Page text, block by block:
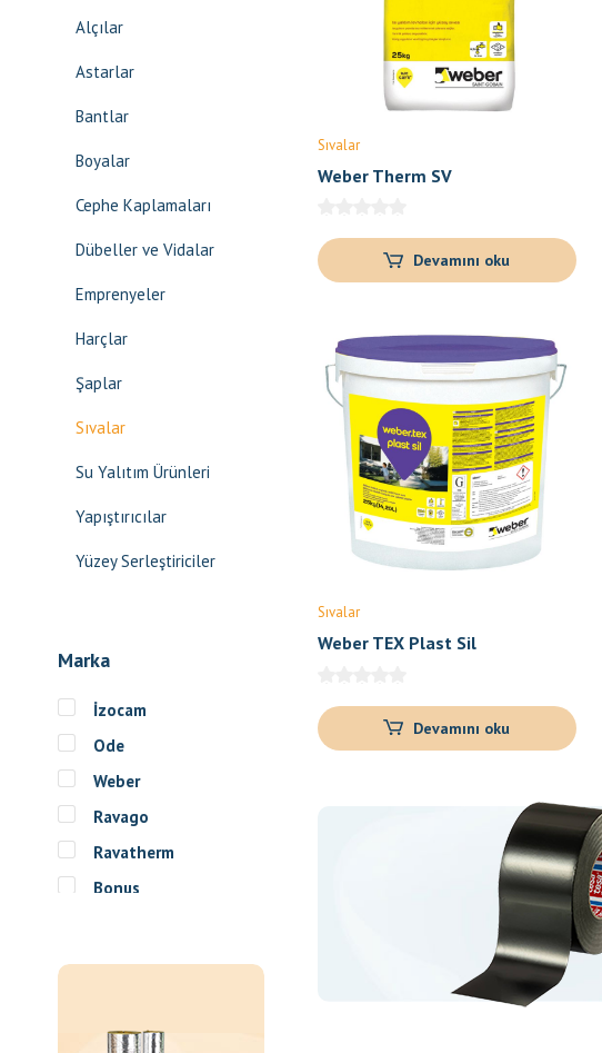
Alçılar
Astarlar
Bantlar
Boyalar
Cephe Kaplamaları
Dübeller ve Vidalar
Emprenyeler
Harçlar
Şaplar
Sıvalar
Su Yalıtım Ürünleri
Yapıştırıcılar
Yüzey Serleştiriciler
Marka
İzocam
Ode
Weber
Ravago
Ravatherm
Bonus
Soudal
Sıvalar
Weber Therm SV
Devamını oku
Sıvalar
Weber TEX Plast Sil
Devamını oku